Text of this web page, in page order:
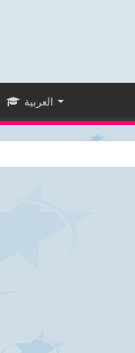
العربية